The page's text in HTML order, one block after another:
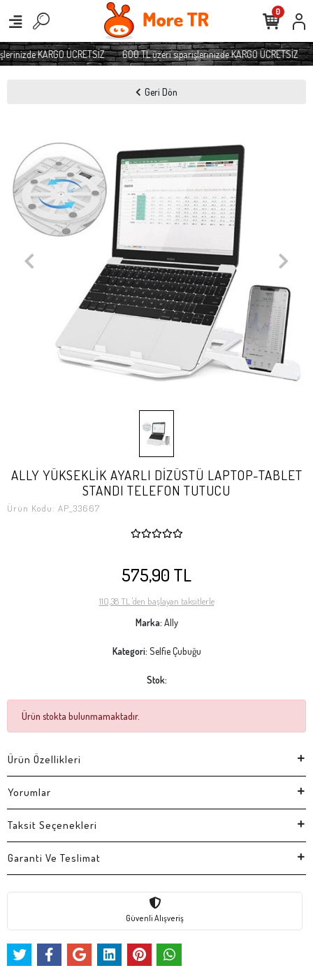
KARGO ÜCRETSİZ 600 TL üzeri siparişlerinizde KARGO ÜCRETSİZ
0
Geri Dön
ALLY YÜKSEKLİK AYARLI DİZÜSTÜ LAPTOP-TABLET
STANDI TELEFON TUTUCU
Ürün Kodu: AP_33667
575,90 TL
110,38 TL 'den başlayan taksitlerle
Marka: Ally
Kategori: Selfie Çubuğu
Stok:
Ürün stokta bulunmamaktadır.
Ürün Özellikleri
Yorumlar
Taksit Seçenekleri
Garanti Ve Teslimat
Güvenli Alışveriş